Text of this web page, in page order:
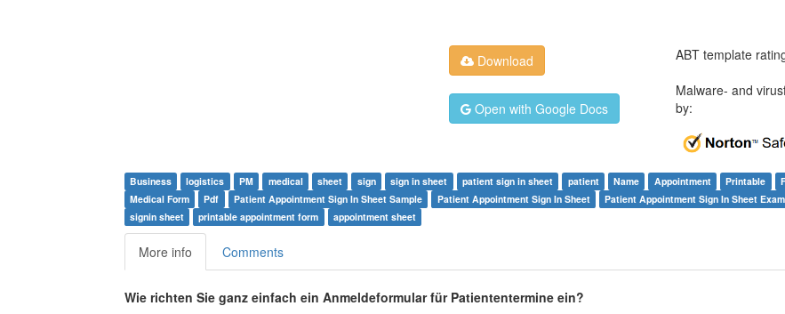
Download
Open with Google Docs
ABT template
Malware- and
by:
Business logistics PM medical sheet sign sign in sheet patient sign in sheet patient Name Appointment Printable
Medical Form
Pdf Patient Appointment Sign In Sheet Sample Patient Appointment Sign In Sheet
Patient Appointment Sign In Sheet
signin sheet
printable appointment form appointment sheet
More info Comments
Wie richten Sie ganz einfach ein Anmeldeformular für Patiententermine ein?